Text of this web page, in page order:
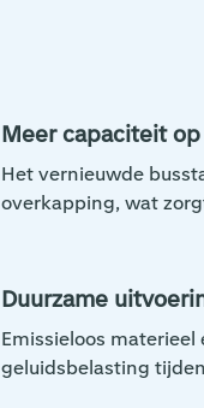
Meer capaciteit
Het vernieuwde
overkapping, wat
Duurzame
Emissieloos
geluidsbelasting